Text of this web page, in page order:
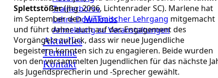
Trainerbörse
Lehre Downloads
Anmeldung zu Veranstaltungen
Aktuelles
Termine
Kontakt
Splettstößer(Jhg. 2006, Lichtenrader SC). Marlene hat
im September denMiTTmischer Lehrgang mitgemacht
und führt daher auch auf das Engagement des
Vorgängers zurück, dass wir neue Jugendliche
begeistern konnten sich zu engagieren. Beide wurden
von den versammelten Jugendlichen für das nächste
als Jugendsprecherin und -Sprecher gewählt.